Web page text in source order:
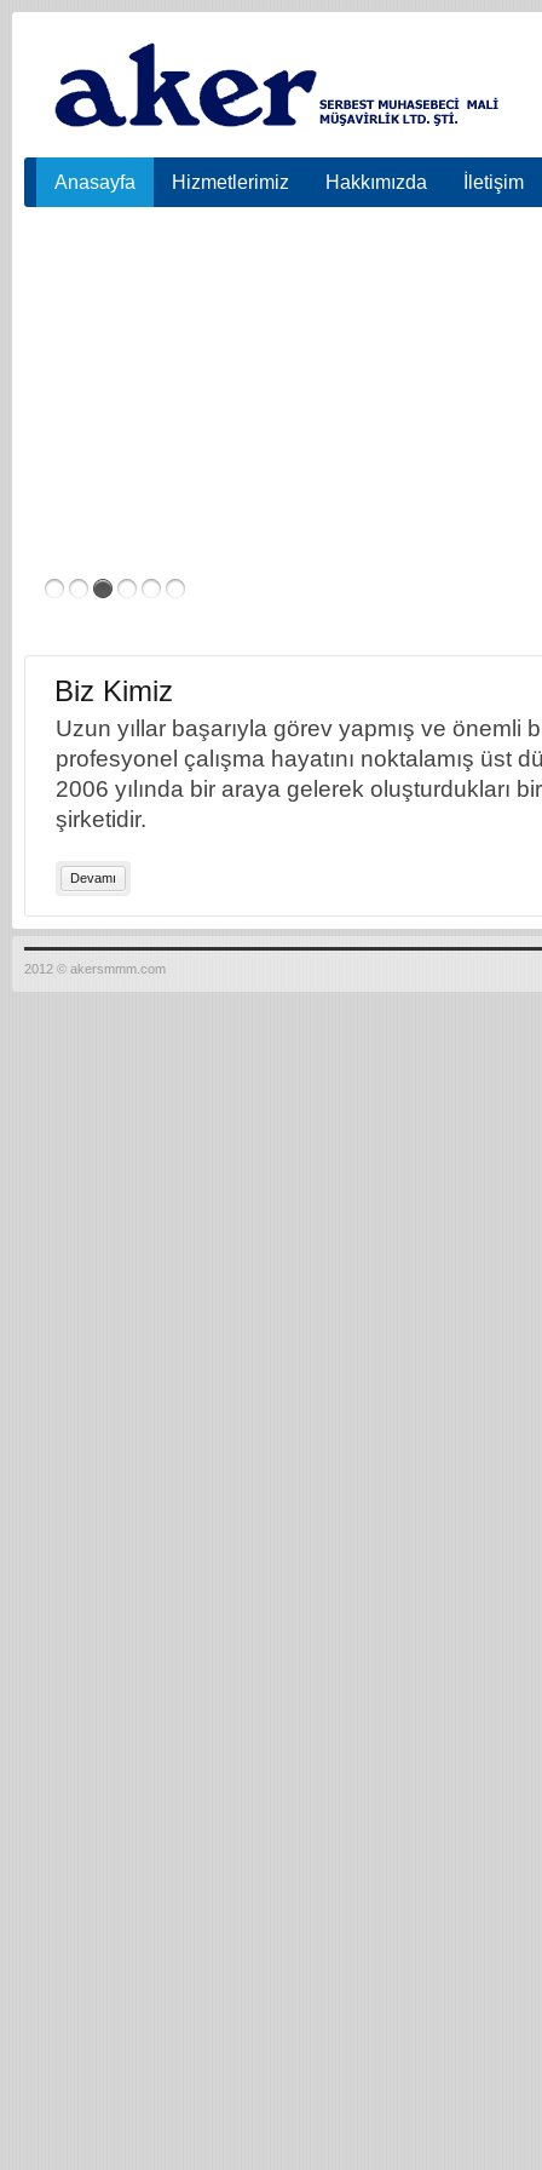
Anasayfa Hizmetlerimiz Hakkımızda İletişim
Biz Kimiz
Uzun yıllar başarıyla görev yapmış ve önemli
profesyonel çalışma hayatını noktalamış üst
2006 yılında bir araya gelerek oluşturdukları
şirketidir.
Devamı
2012 © akersmmm.com